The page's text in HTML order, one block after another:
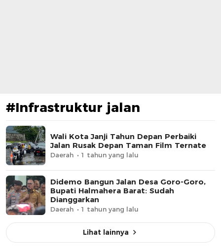
#Infrastruktur jalan
Wali Kota Janji Tahun Depan Perbaiki
Jalan Rusak Depan Taman Film Ternate
Daerah 1 tahun yang lalu
Didemo Bangun Jalan Desa Goro-Goro,
Bupati Halmahera Barat: Sudah
Dianggarkan
Daerah 1 tahun yang lalu
Lihat lainnya